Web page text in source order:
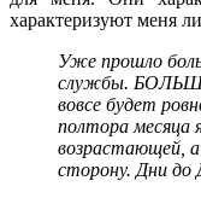
характеризуют меня
Уже прошло
службы.
вовсе будет
полтора месяца
возрастающей,
сторону. Дни до